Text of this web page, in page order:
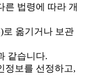
른 법령에 따라 개
로 옮기거나 보관
같습니다.
정보를 선정하고,